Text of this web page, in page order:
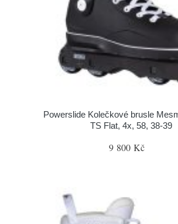
Powerslide Kolečkové brusle
TS Flat, 4x, 58, 38-39
9 800 Kč